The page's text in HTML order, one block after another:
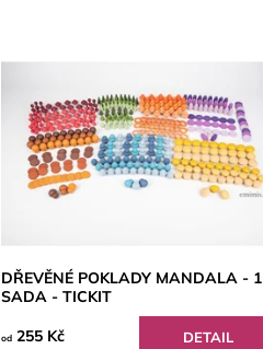
DŘEVĚNÉ POKLADY MANDALA - 1
SADA - TICKIT
od 255 Kč DETAIL